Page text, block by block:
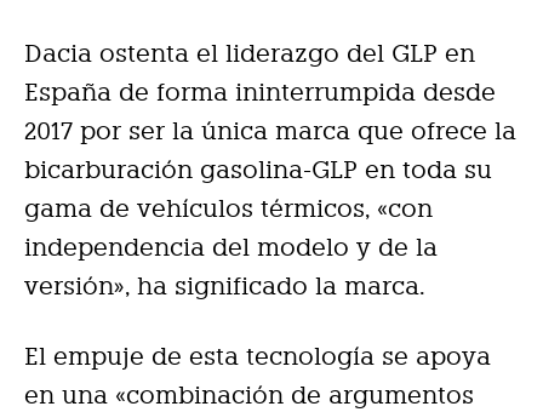
Dacia ostenta el liderazgo del GLP en
España de forma ininterrumpida desde
2017 por ser la única marca que ofrece la
bicarburación gasolina-GLP en toda su
gama de vehículos térmicos, «con
independencia del modelo y de la
versión», ha significado la marca.
El empuje de esta tecnología se apoya
en una «combinación de argumentos